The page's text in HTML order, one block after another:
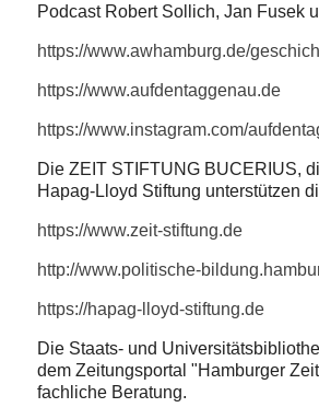
Podcast Robert Sollich, Jan Fusek
https://www.awhamburg.de/
https://www.aufdentaggenau.de
https://www.instagram.com/
Die ZEIT STIFTUNG BUCERIUS,
Hapag-Lloyd Stiftung unterstützen
https://www.zeit-stiftung.de
http://www.politische-
https://hapag-lloyd-stiftung.de
Die Staats- und
dem Zeitungsportal "Hamburger
fachliche Beratung.